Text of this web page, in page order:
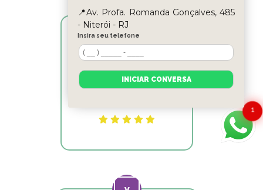
Reyslane Fernandes
Excelente equipe!!
1
📍Av. Profa. Romanda Gonçalves, 485
- Niterói - RJ
Insira seu telefone
INICIAR CONVERSA